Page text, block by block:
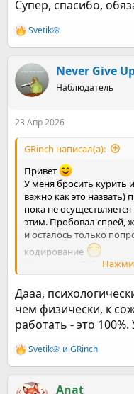
Супер, спасибо,
Р
е
к
ц
и
Svetik🌸
Never Give
Наблюдатель
23 Апр 2026
GRinch написал(а):
Привет
У меня бросить курить
важно как это назвать)
пока не
этим. Пробовал спрей,
и осталось только
кодирование
Никоретте и Табекс
психологией придëтся
проходит легко, а для
Ступила на этот путь
Сжигай все мосты.
подкидывать разные
Дааа,
чем физически, к
работать - это
Р
е
к
Svetik🌸 и GRinch
Anat